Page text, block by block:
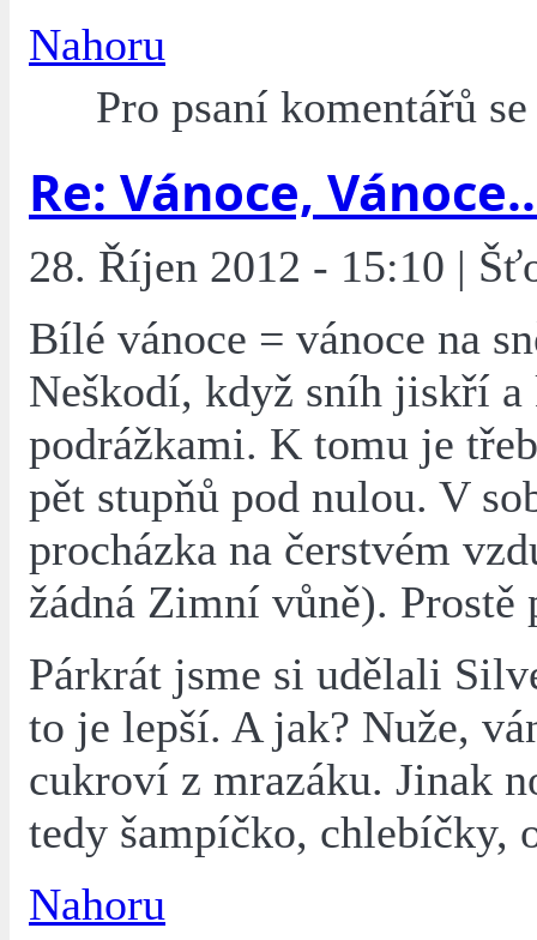
Nahoru
Pro psaní komentářů
Re: Vánoce,
28. Říjen 2012 - 15:10 |
Bílé vánoce = vánoce na
Neškodí, když sníh jiskří a
podrážkami. K tomu je
pět stupňů pod nulou. V
procházka na čerstvém
žádná Zimní vůně). Prostě
Párkrát jsme si udělali
to je lepší. A jak? Nuže,
cukroví z mrazáku. Jinak
tedy šampíčko, chlebíčky,
Nahoru